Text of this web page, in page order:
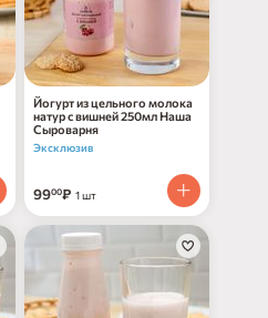
Йогурт из цельного молока
натур с вишней 250мл Наша
Сыроварня
Эксклюзив
9900₽ 1 шт